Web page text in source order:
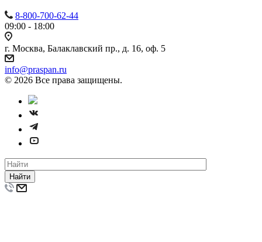
8-800-700-62-44
09:00 - 18:00
г. Москва, Балаклавский пр., д. 16, оф. 5
info@praspan.ru
© 2026 Все права защищены.
Найти